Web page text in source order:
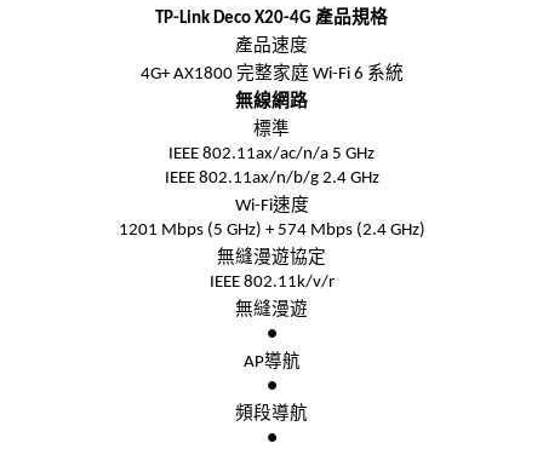
TP-Link Deco X20-4G 產品規格
產品速度
4G+ AX1800 完整家庭 Wi-Fi 6 系統
無線網路
標準
IEEE 802.11ax/ac/n/a 5 GHz
IEEE 802.11ax/n/b/g 2.4 GHz
Wi-Fi速度
1201 Mbps (5 GHz) + 574 Mbps (2.4 GHz)
無縫漫遊協定
IEEE 802.11k/v/r
無縫漫遊
●
AP導航
●
頻段導航
●